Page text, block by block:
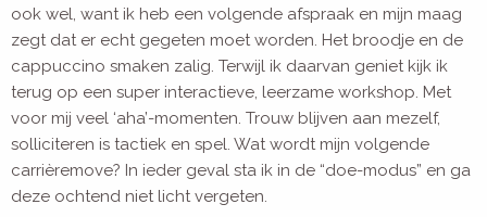
ook wel, want ik heb een volgende afspraak en mijn maag
zegt dat er echt gegeten moet worden. Het broodje en de
cappuccino smaken zalig. Terwijl ik daarvan geniet kijk ik
terug op een super interactieve, leerzame workshop. Met
voor mij veel ‘aha’-momenten. Trouw blijven aan mezelf,
solliciteren is tactiek en spel. Wat wordt mijn volgende
carrièremove? In ieder geval sta ik in de “doe-modus” en ga
deze ochtend niet licht vergeten.